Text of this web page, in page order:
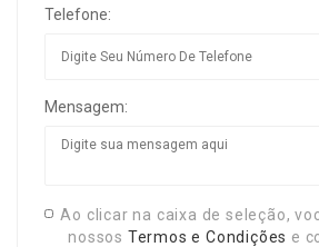
Telefone:
Mensagem:
Ao clicar na caixa de seleção,
nossos Termos e Condições e